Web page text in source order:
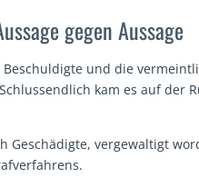
gegen Aussage
und die
kam es auf der
vergewaltigt